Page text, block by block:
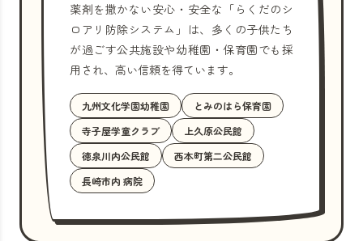
薬剤を撒かない安心・安全な「らくだのシ
ロアリ防除システム」は、多くの子供たち
が過ごす公共施設や幼稚園・保育園でも採
用され、高い信頼を得ています。
九州文化学園幼稚園
とみのはら保育園
寺子屋学童クラブ
上久原公民館
徳泉川内公民館
西本町第二公民館
長崎市内 病院